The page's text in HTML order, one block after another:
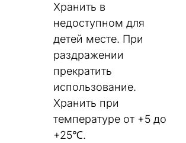
Хранить в
недоступном для
детей месте. При
раздражении
прекратить
использование.
Хранить при
температуре от +5 до
+25℃.